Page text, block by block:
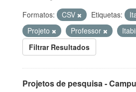
Formatos: CSV Etiquetas:
Projeto
Professor
Filtrar Resultados
Projetos de pesquisa -